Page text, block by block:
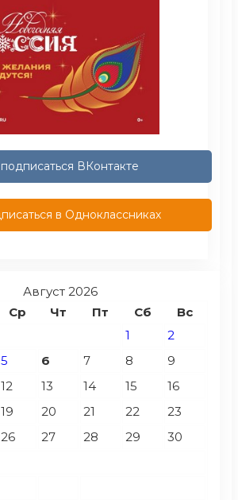
подписаться ВКонтакте
в Одноклассниках
Август 2026
Ср Чт Пт Сб Вс
1
2
5 6 7 8
9
12 13 14 15
16
19 20 21 22
23
26 27 28 29
30